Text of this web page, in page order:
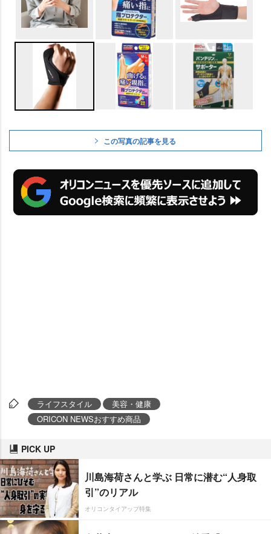
この写真の記事を見る
ライフスタイル
美容・健康
ORICON NEWSおすすめ商品
PICK UP
川島海荷さんと学ぶ 日常に潜む“人身取
引”のリアル
オリコンタイアップ特集